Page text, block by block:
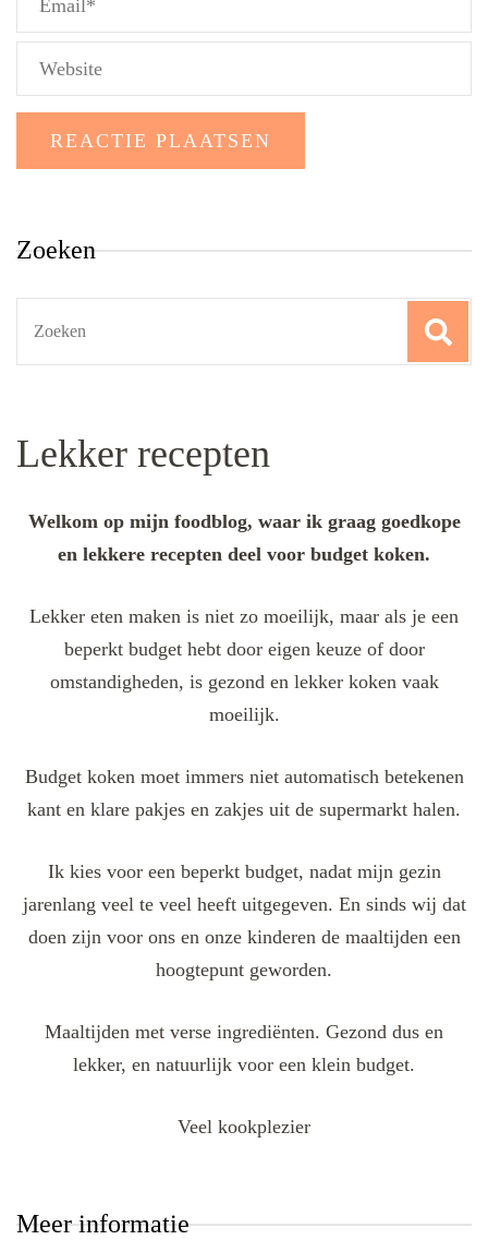
Zoeken
Lekker recepten
Welkom op mijn foodblog, waar ik graag goedkope
en lekkere recepten deel voor budget koken.
Lekker eten maken is niet zo moeilijk, maar als je een
beperkt budget hebt door eigen keuze of door
omstandigheden, is gezond en lekker koken vaak
moeilijk.
Budget koken moet immers niet automatisch betekenen
kant en klare pakjes en zakjes uit de supermarkt halen.
Ik kies voor een beperkt budget, nadat mijn gezin
jarenlang veel te veel heeft uitgegeven. En sinds wij dat
doen zijn voor ons en onze kinderen de maaltijden een
hoogtepunt geworden.
Maaltijden met verse ingrediënten. Gezond dus en
lekker, en natuurlijk voor een klein budget.
Veel kookplezier
Meer informatie